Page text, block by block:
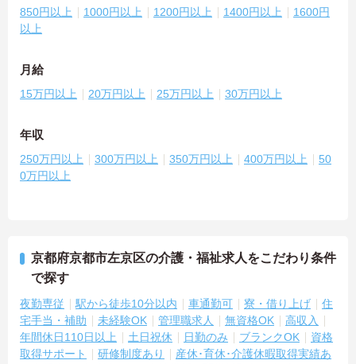
850円以上 1000円以上 1200円以上 1400円以上
1600円
以上
月給
15万円以上 20万円以上 25万円以上 30万円以上
年収
250万円以上 300万円以上 350万円以上 400万円以上
50
0万円以上
京都府京都市左京区の介護・福祉求人をこだわり条件
で探す
夜勤専従 駅から徒歩10分以内 車通勤可 寮・借り上げ
住
宅手当・補助
未経験OK 管理職求人 無資格OK
高収入
年間休日110日以上
土日祝休 日勤のみ ブランクOK
資格
取得サポート
研修制度あり
産休･育休･介護休暇取得実績あ